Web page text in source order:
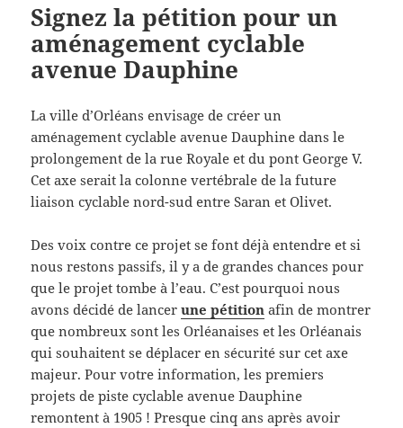
Signez la pétition pour un
aménagement cyclable
avenue Dauphine
La ville d’Orléans envisage de créer un
aménagement cyclable avenue Dauphine dans le
prolongement de la rue Royale et du pont George V.
Cet axe serait la colonne vertébrale de la future
liaison cyclable nord-sud entre Saran et Olivet.
Des voix contre ce projet se font déjà entendre et si
nous restons passifs, il y a de grandes chances pour
que le projet tombe à l’eau. C’est pourquoi nous
avons décidé de lancerune pétition afin de montrer
que nombreux sont les Orléanaises et les Orléanais
qui souhaitent se déplacer en sécurité sur cet axe
majeur. Pour votre information, les premiers
projets de piste cyclable avenue Dauphine
remontent à 1905 ! Presque cinq ans après avoir